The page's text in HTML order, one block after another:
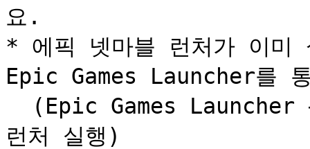
요.
* 에픽 넷마블 런처가 이미
Epic Games Launcher를
런처 실행)